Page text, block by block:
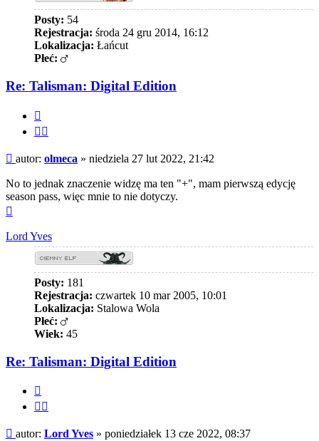
Posty: 54
Rejestracja: środa 24 gru 2014, 16:12
Lokalizacja: Łańcut
Płeć:
Re: Talisman: Digital Edition
Post
autor: olmeca » niedziela 27 lut 2022, 21:42
No to jednak znaczenie widzę ma ten "+", mam pierwszą edycję
season pass, więc mnie to nie dotyczy.
Lord Yves
Posty: 181
Rejestracja: czwartek 10 mar 2005, 10:01
Lokalizacja: Stalowa Wola
Płeć:
Wiek: 45
Re: Talisman: Digital Edition
Post
autor: Lord Yves » poniedziałek 13 cze 2022, 08:37